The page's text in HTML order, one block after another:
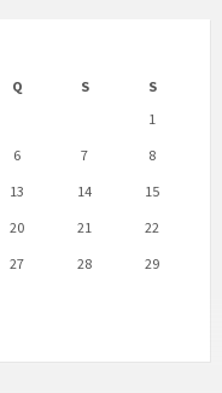
Q S
S
1
6 7
8
13 14
15
20 21
22
27 28
29